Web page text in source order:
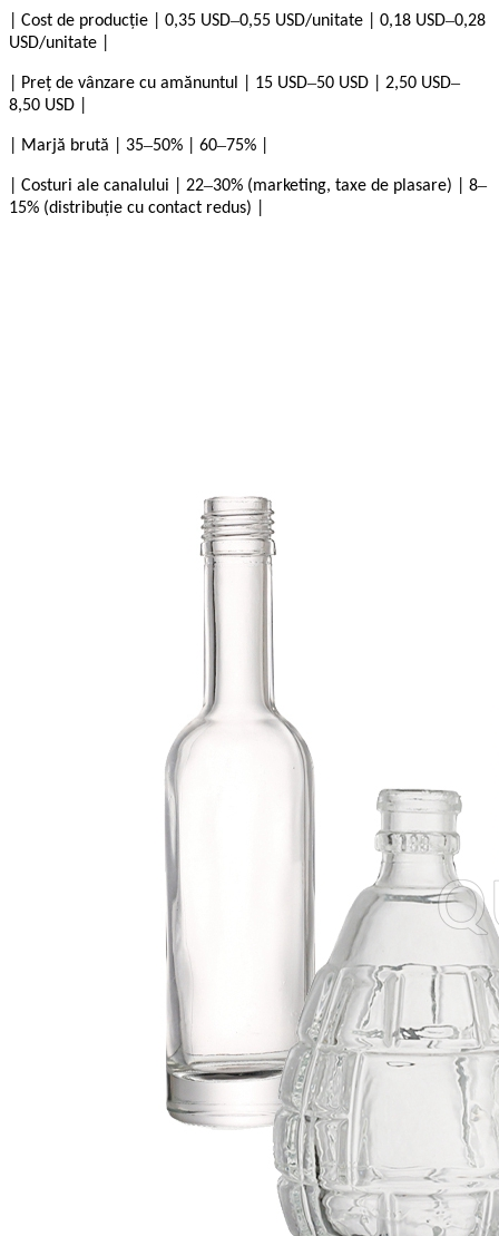
| Cost de producție | 0,35 USD–0,55 USD/unitate | 0,18 USD–0,28
USD/unitate |
| Preț de vânzare cu amănuntul | 15 USD–50 USD | 2,50 USD–
8,50 USD |
| Marjă brută | 35–50% | 60–75% |
| Costuri ale canalului | 22–30% (marketing, taxe de plasare) | 8–
15% (distribuție cu contact redus) |